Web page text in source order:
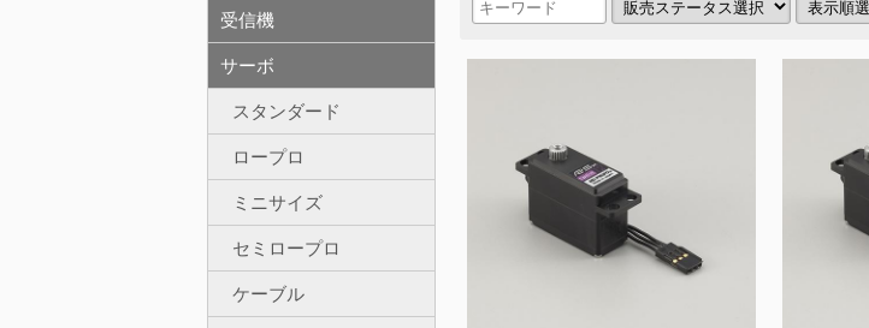
受信機
サーボ
スタンダード
ロープロ
ミニサイズ
セミロープロ
ケーブル